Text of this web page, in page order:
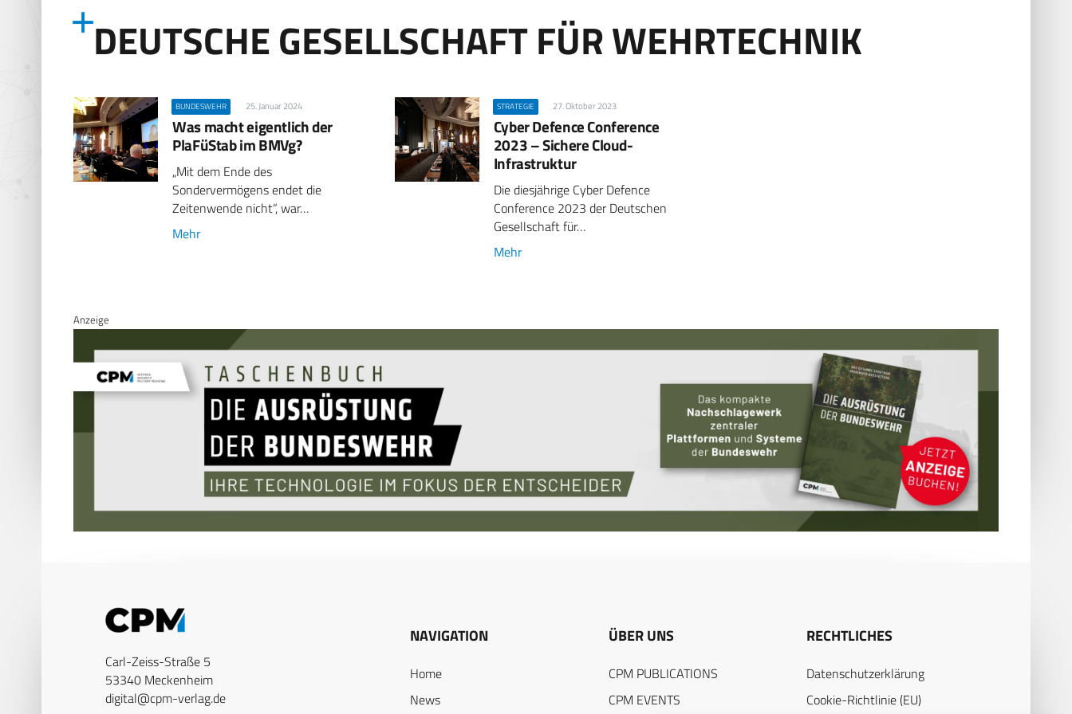
DEUTSCHE GESELLSCHAFT FÜR WEHRTECHNIK
BUNDESWEHR 25. Januar 2024
Was macht eigentlich der
PlaFüStab im BMVg?
„Mit dem Ende des
Sondervermögens endet die
Zeitenwende nicht“, war…
Mehr
STRATEGIE 27. Oktober 2023
Cyber Defence Conference
2023 – Sichere Cloud-
Infrastruktur
Die diesjährige Cyber Defence
Conference 2023 der Deutschen
Gesellschaft für…
Mehr
Anzeige
Carl-Zeiss-Straße 5
53340 Meckenheim
digital@cpm-verlag.de
NAVIGATION
Home
News
ÜBER UNS
CPM PUBLICATIONS
CPM EVENTS
RECHTLICHES
Datenschutzerklärung
Cookie-Richtlinie (EU)